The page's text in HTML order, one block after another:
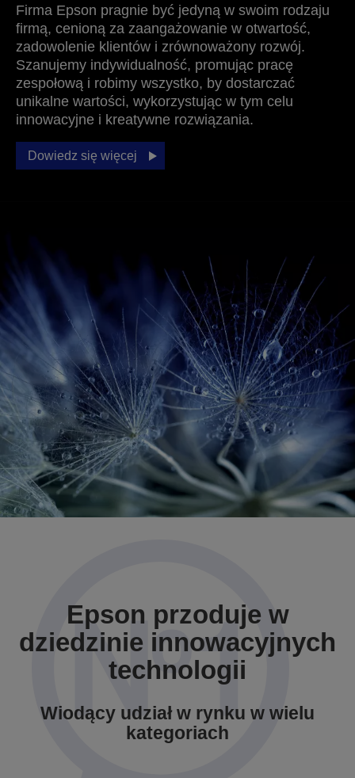
Firma Epson pragnie być jedyną w swoim rodzaju
firmą, cenioną za zaangażowanie w otwartość,
zadowolenie klientów i zrównoważony rozwój.
Szanujemy indywidualność, promując pracę
zespołową i robimy wszystko, by dostarczać
unikalne wartości, wykorzystując w tym celu
innowacyjne i kreatywne rozwiązania.
Dowiedz się więcej
Epson przoduje w
dziedzinie innowacyjnych
technologii
Wiodący udział w rynku w wielu
kategoriach